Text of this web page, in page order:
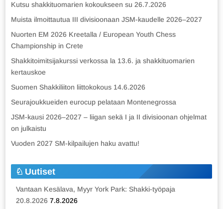
Kutsu shakkituomarien kokoukseen su 26.7.2026
Muista ilmoittautua III divisioonaan JSM-kaudelle 2026–2027
Nuorten EM 2026 Kreetalla / European Youth Chess
Championship in Crete
Shakkitoimitsijakurssi verkossa la 13.6. ja shakkituomarien
kertauskoe
Suomen Shakkiliiton liittokokous 14.6.2026
Seurajoukkueiden eurocup pelataan Montenegrossa
JSM-kausi 2026–2027 – liigan sekä I ja II divisioonan ohjelmat
on julkaistu
Vuoden 2027 SM-kilpailujen haku avattu!
Uutiset
Vantaan Kesälava, Myyr York Park: Shakki-työpaja
20.8.2026 7.8.2026